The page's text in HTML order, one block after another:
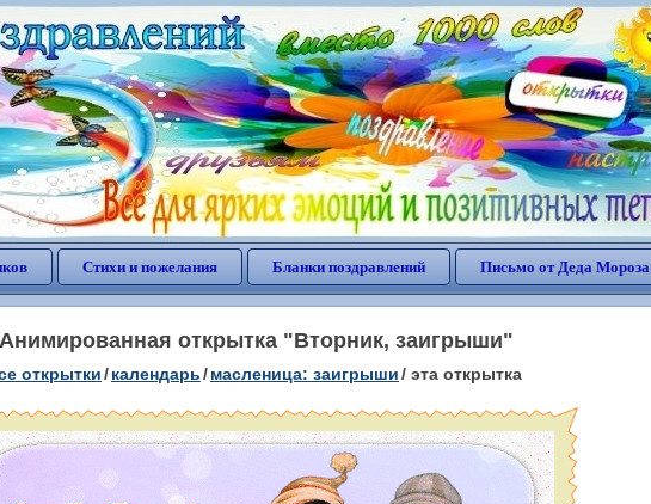
Стихи и пожелания Бланки поздравлений Письмо от Деда Мороза
Анимированная открытка "Вторник, заигрыши"
открытки/календарь/масленица: заигрыши/ эта открытка